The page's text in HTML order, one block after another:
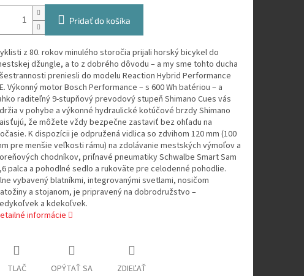
Pridať do košíka
z 80. rokov minulého storočia prijali horský bicykel do
džungle, a to z dobrého dôvodu – a my sme tohto ducha
preniesli do modelu Reaction Hybrid Performance
Výkonný motor Bosch Performance – s 600 Wh batériou – a
raditeľný 9-stupňový prevodový stupeň Shimano Cues vás
v pohybe a výkonné hydraulické kotúčové brzdy Shimano
že môžete vždy bezpečne zastaviť bez ohľadu na
K dispozícii je odpružená vidlica so zdvihom 120 mm (100
pre menšie veľkosti rámu) na zdolávanie mestských výmoľov a
chodníkov, priľnavé pneumatiky Schwalbe Smart Sam
palca a pohodlné sedlo a rukoväte pre celodenné pohodlie.
vybavený blatníkmi, integrovanými svetlami, nosičom
a stojanom, je pripravený na dobrodružstvo –
a kdekoľvek.
informácie
TLAČ OPÝTAŤ SA ZDIEĽAŤ